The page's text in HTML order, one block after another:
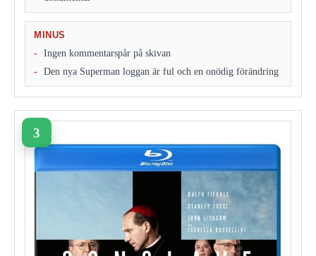
MINUS
Ingen kommentarspår på skivan
Den nya Superman loggan är ful och en onödig förändring